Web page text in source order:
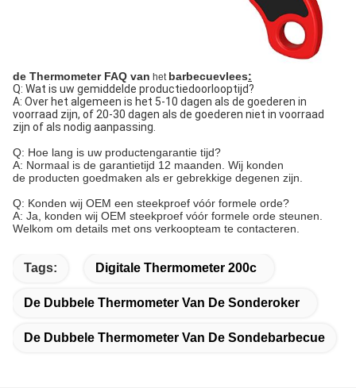
de Thermometer FAQ van het barbecuevlees:
Q: Wat is uw gemiddelde productiedoorlooptijd?
A: Over het algemeen is het 5-10 dagen als de goederen in
voorraad zijn, of 20-30 dagen als de goederen niet in voorraad
zijn of als nodig aanpassing.
Q: Hoe lang is uw productengarantie tijd?
A: Normaal is de garantietijd 12 maanden. Wij konden
de producten goedmaken als er gebrekkige degenen zijn.
Q: Konden wij OEM een steekproef vóór formele orde?
A: Ja, konden wij OEM steekproef vóór formele orde steunen.
Welkom om details met ons verkoopteam te contacteren.
Tags: Digitale Thermometer 200c
De Dubbele Thermometer Van De Sonderoker
De Dubbele Thermometer Van De Sondebarbecue